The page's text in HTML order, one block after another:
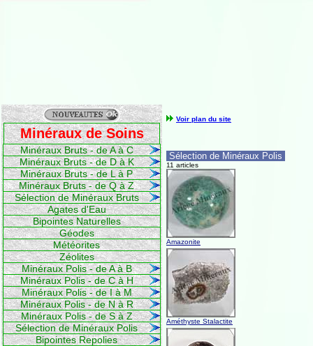
Minéraux de Soins
Minéraux Bruts - de A à C
Minéraux Bruts - de D à K
Minéraux Bruts - de L à P
Minéraux Bruts - de Q à Z
Sélection de Minéraux Bruts
Agates d'Eau
Bipointes Naturelles
Géodes
Météorites
Zéolites
Minéraux Polis - de A à B
Minéraux Polis - de C à H
Minéraux Polis - de I à M
Minéraux Polis - de N à R
Minéraux Polis - de S à Z
Sélection de Minéraux Polis
Bipointes Repolies
Voir plan du site
Sélection de Minéraux Polis
11 articles
Amazonite
Améthyste Stalactite